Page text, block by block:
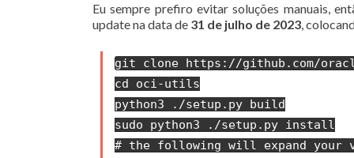
Eu sempre prefiro evitar soluções manuais,
update na data de 31 de julho de 2023,
git clone https://github.com/
cd oci-utils
python3 ./setup.py build
sudo python3 ./setup.py install
# the following will expand your